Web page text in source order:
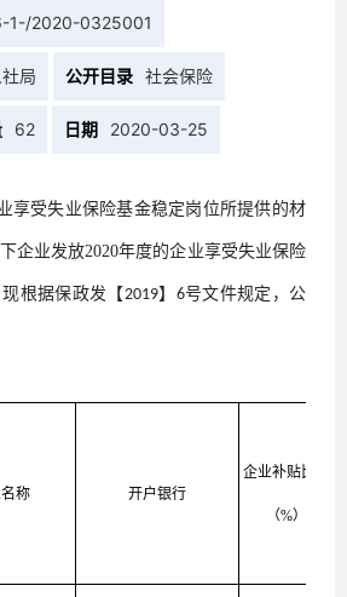
1-/2020-0325001
局 公开目录 社会保险
62 日期 2020-03-25
享受失业保险基金稳定岗位所提供的材
企业发放2020年度的企业享受失业保险
根据保政发【2019】 6号文件规定，公
称 开户银行
企业补贴比例
（%）